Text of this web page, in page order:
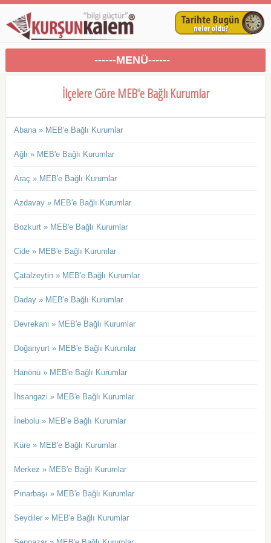
------MENÜ------
İlçelere Göre MEB'e Bağlı Kurumlar
Abana » MEB'e Bağlı Kurumlar
Ağlı » MEB'e Bağlı Kurumlar
Araç » MEB'e Bağlı Kurumlar
Azdavay » MEB'e Bağlı Kurumlar
Bozkurt » MEB'e Bağlı Kurumlar
Cide » MEB'e Bağlı Kurumlar
Çatalzeytin » MEB'e Bağlı Kurumlar
Daday » MEB'e Bağlı Kurumlar
Devrekani » MEB'e Bağlı Kurumlar
Doğanyurt » MEB'e Bağlı Kurumlar
Hanönü » MEB'e Bağlı Kurumlar
İhsangazi » MEB'e Bağlı Kurumlar
İnebolu » MEB'e Bağlı Kurumlar
Küre » MEB'e Bağlı Kurumlar
Merkez » MEB'e Bağlı Kurumlar
Pınarbaşı » MEB'e Bağlı Kurumlar
Seydiler » MEB'e Bağlı Kurumlar